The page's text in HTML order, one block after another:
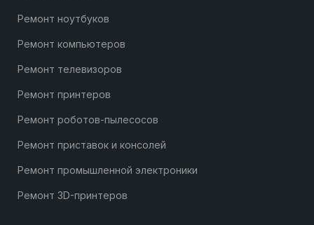
Ремонт ноутбуков
Ремонт компьютеров
Ремонт телевизоров
Ремонт принтеров
Ремонт роботов-пылесосов
Ремонт приставок и консолей
Ремонт промышленной электроники
Ремонт 3D-принтеров